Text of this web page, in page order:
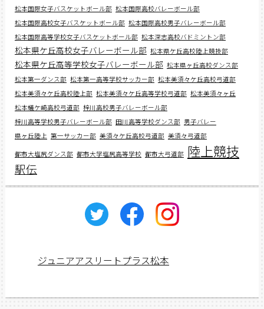
松本国際女子バスケットボール部 松本国際高校バレーボール部
松本国際高校女子バスケットボール部 松本国際高校男子バレーボール部
松本国際高等学校女子バスケットボール部 松本深志高校バドミントン部
松本県ケ丘高校女子バレーボール部 松本県ケ丘高校陸上競技部
松本県ケ丘高等学校女子バレーボール部 松本県ヶ丘高校ダンス部
松本第一ダンス部 松本第一高等学校サッカー部 松本美須々ケ丘高校弓道部
松本美須々ケ丘高校陸上部 松本美須々ケ丘高等学校弓道部 松本美須々ヶ丘
松本蟻ケ崎高校弓道部 梓川高校男子バレーボール部
梓川高等学校男子バレーボール部 田川高等学校ダンス部 男子バレー
県ヶ丘陸上 第一サッカー部 美須々ケ丘高校弓道部 美須々弓道部
都市大塩尻ダンス部 都市大学塩尻高等学校 都市大弓道部 陸上競技
駅伝
ジュニアアスリートプラス松本